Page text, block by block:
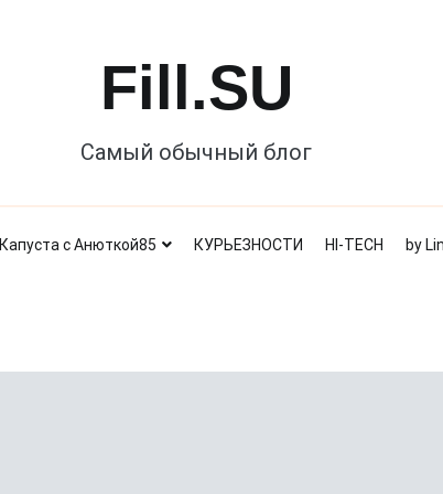
Fill.SU
Самый обычный блог
Капуста с Анюткой85 КУРЬЕЗНОСТИ HI-TECH by